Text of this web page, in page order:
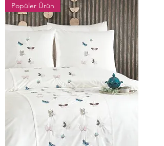
Popüler Ürün